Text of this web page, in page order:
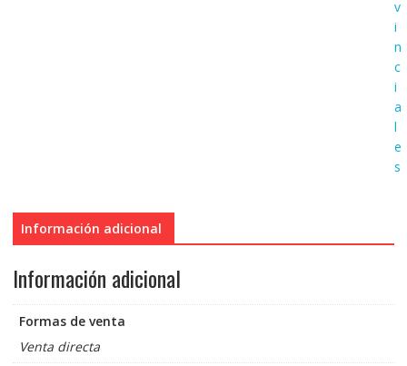
v
i
n
c
i
a
l
e
s
Información adicional
Información adicional
Formas de venta
Venta directa